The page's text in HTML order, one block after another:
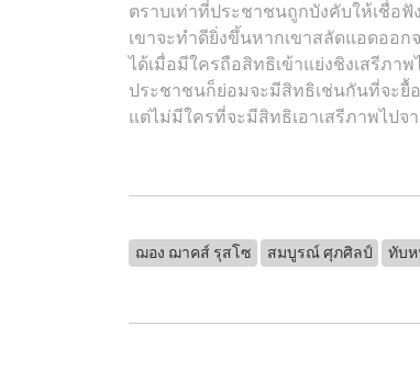
ตราบเท่าที่ประชาชนถูกบังคับให้เชื่อ
เขาจะทำดียิ่งขึ้นหากเขาสลัดแอดออ
ได้เมื่อมีใครถือสิทธิเข้าแย่งชิงเสรีภา
ประชาชนก็ย่อมจะมีสิทธิเช่นกันที่จะยื้
แต่ไม่มีใครที่จะมีสิทธิเอาเสรีภาพไปจ
ฌอง ฌาคส์ รุสโซ สมบูรณ์ ศุภศิลป์ ทับห